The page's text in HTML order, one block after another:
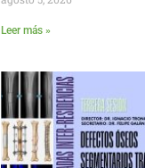
Leer más »